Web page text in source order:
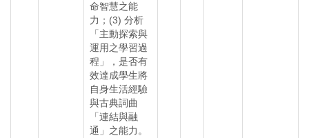
命智慧之能
力；(3) 分析
「主動探索與
運用之學習過
程」，是否有
效達成學生將
自身生活經驗
與古典詞曲
「連結與融
通」之能力。